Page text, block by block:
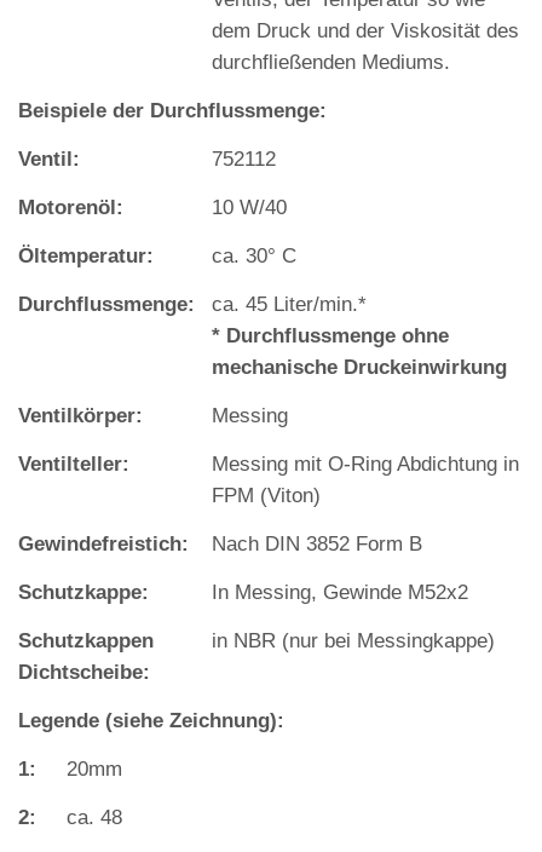
dem Druck und der Viskosität des
durchfließenden Mediums.
Beispiele der Durchflussmenge:
Ventil: 752112
Motorenöl: 10 W/40
Öltemperatur: ca. 30° C
Durchflussmenge:
ca. 45 Liter/min.*
* Durchflussmenge ohne
mechanische Druckeinwirkung
Ventilkörper: Messing
Ventilteller:
Messing mit O‐Ring Abdichtung in
FPM (Viton)
Gewindefreistich: Nach DIN 3852 Form B
Schutzkappe: In Messing, Gewinde M52x2
Schutzkappen
Dichtscheibe:
in NBR (nur bei Messingkappe)
Legende (siehe Zeichnung):
1: 20mm
2: ca. 48